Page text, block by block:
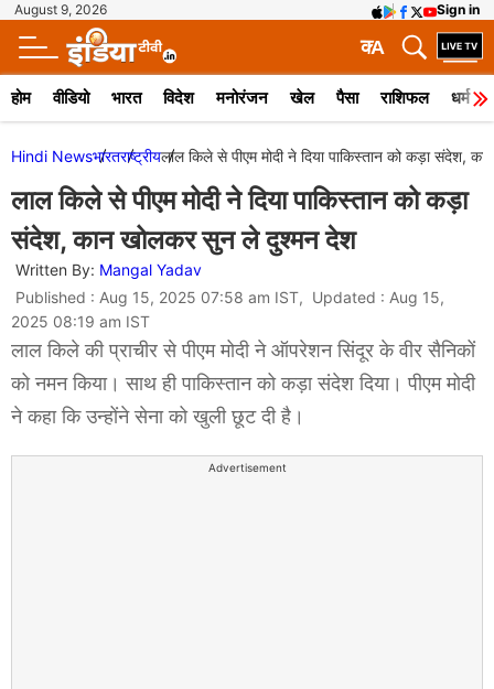
August 9, 2026 Sign in
A
क
होम वीडियो भारत विदेश मनोरंजन खेल पैसा राशिफल धर्म
Hindi Newsभारतराष्ट्रीयलाल किले से पीएम मोदी ने दिया पाकिस्तान को कड़ा संदेश,
लाल किले से पीएम मोदी ने दिया पाकिस्तान को कड़ा
संदेश, कान खोलकर सुन ले दुश्मन देश
Written By: Mangal Yadav
Published : Aug 15, 2025 07:58 am IST, Updated : Aug 15,
2025 08:19 am IST
लाल किले की प्राचीर से पीएम मोदी ने ऑपरेशन सिंदूर के वीर सैनिकों
को नमन किया। साथ ही पाकिस्तान को कड़ा संदेश दिया। पीएम मोदी
ने कहा कि उन्होंने सेना को खुली छूट दी है।
Advertisement